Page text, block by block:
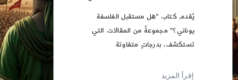
يُقدم كتاب "هل مستقبل الفلسفة
يوناني؟" مجموعةً من المقالات التي
تستكشف، بدرجاتٍ متفاوتة
إقرأ المزيد